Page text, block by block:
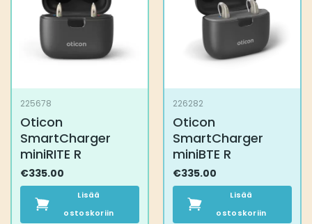
225678
Oticon
SmartCharger
miniRITE R
€335.00
Lisää
ostoskoriin
226282
Oticon
SmartCharger
miniBTE R
€335.00
Lisää
ostoskoriin